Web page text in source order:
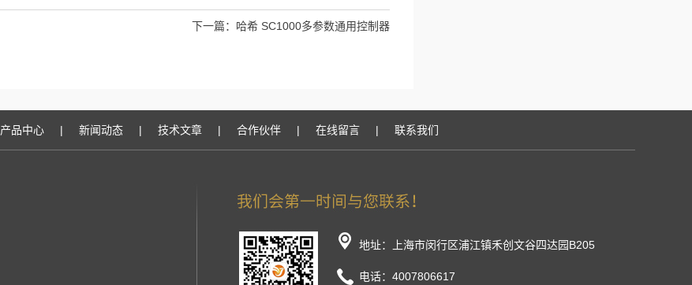
下一篇： 哈希 SC1000多参数通用控制器
产品中心 | 新闻动态 | 技术文章 | 合作伙伴 | 在线留言 | 联系我们
地址：上海市闵行区浦江镇禾创文谷四达园B205
电话：4007806617